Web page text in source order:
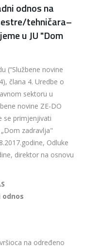
odnos na
tehničara–
u JU "Dom
(“Službene novine
člana 4. Uredbe o
sektoru u
novine ZE-DO
se primjenjivati
zadravlja"
Odluke
direktor na osnovu
odnos
na određeno